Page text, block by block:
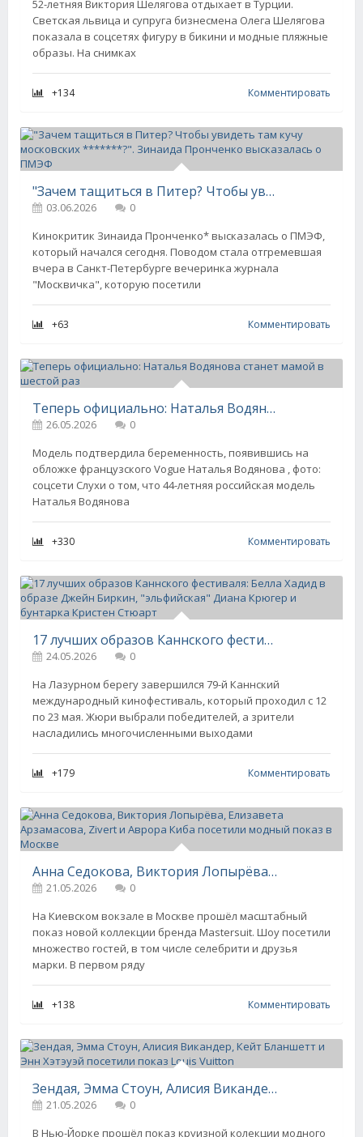
52-летняя Виктория Шелягова отдыхает в Турции.
Светская львица и супруга бизнесмена Олега Шелягова
показала в соцсетях фигуру в бикини и модные пляжные
образы. На снимках
+134 Комментировать
"Зачем тащиться в Питер? Чтобы увидеть там кучу московских *******?". Зинаида Пронченко высказалась о ПМЭФ
03.06.2026
0
Кинокритик Зинаида Пронченко* высказалась о ПМЭФ,
который начался сегодня. Поводом стала отгремевшая
вчера в Санкт-Петербурге вечеринка журнала
"Москвичка", которую посетили
+63 Комментировать
Теперь официально: Наталья Водянова станет мамой в шестой раз
26.05.2026
0
Модель подтвердила беременность, появившись на
обложке французского Vogue Наталья Водянова , фото:
соцсети Слухи о том, что 44-летняя российская модель
Наталья Водянова
+330 Комментировать
17 лучших образов Каннского фестиваля: Белла Хадид в образе Джейн Биркин, "эльфийская" Диана Крюгер и бунтарка Кристен Стюарт
24.05.2026
0
На Лазурном берегу завершился 79-й Каннский
международный кинофестиваль, который проходил с 12
по 23 мая. Жюри выбрали победителей, а зрители
насладились многочисленными выходами
+179 Комментировать
Анна Седокова, Виктория Лопырёва, Елизавета Арзамасова, Zivert и Аврора Киба посетили модный показ в Москве
21.05.2026
0
На Киевском вокзале в Москве прошёл масштабный
показ новой коллекции бренда Mastersuit. Шоу посетили
множество гостей, в том числе селебрити и друзья
марки. В первом ряду
+138 Комментировать
Зендая, Эмма Стоун, Алисия Викандер, Кейт Бланшетт и Энн Хэтэуэй посетили показ Louis Vuitton
21.05.2026
0
В Нью-Йорке прошёл показ круизной колекции модного